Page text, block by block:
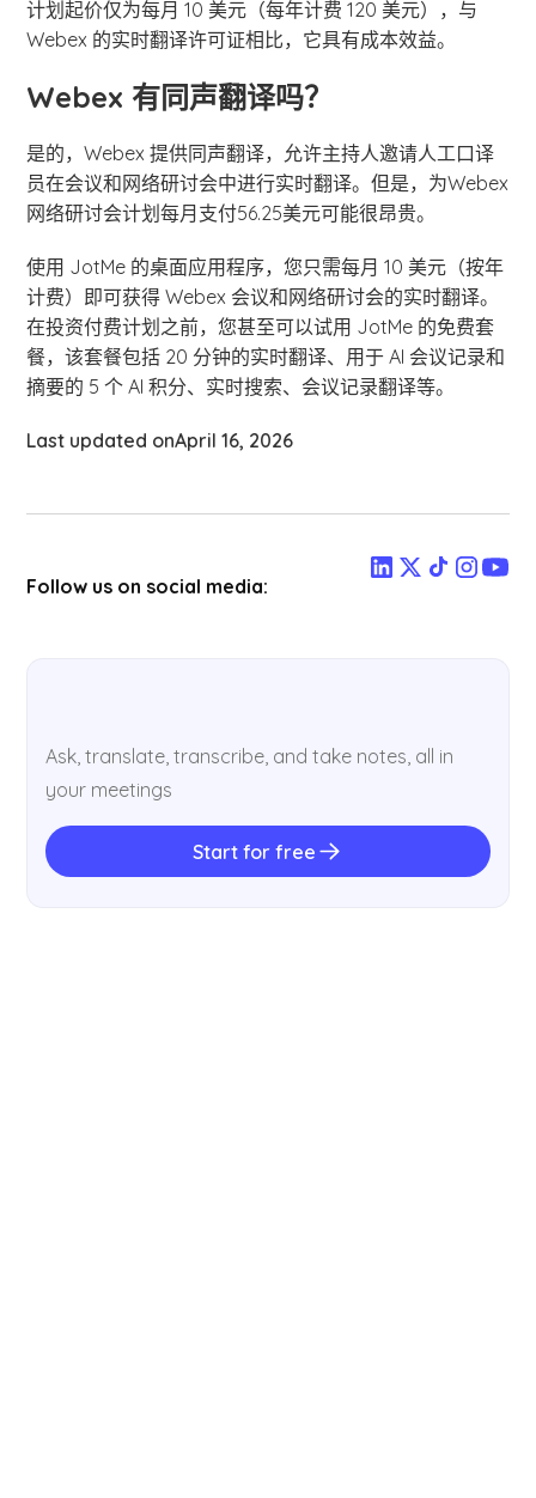
计划起价仅为每月 10 美元（每年计费 120 美元），与
Webex 的实时翻译许可证相比，它具有成本效益。
Webex 有同声翻译吗？
是的，Webex 提供同声翻译，允许主持人邀请人工口译
员在会议和网络研讨会中进行实时翻译。但是，为Webex
网络研讨会计划每月支付56.25美元可能很昂贵。
使用 JotMe 的桌面应用程序，您只需每月 10 美元（按年
计费）即可获得 Webex 会议和网络研讨会的实时翻译。
在投资付费计划之前，您甚至可以试用 JotMe 的免费套
餐，该套餐包括 20 分钟的实时翻译、用于 AI 会议记录和
摘要的 5 个 AI 积分、实时搜索、会议记录翻译等。
Last updated onApril 16, 2026
Follow us on social media:
Ask, translate, transcribe, and take notes, all in
your meetings
Start for free